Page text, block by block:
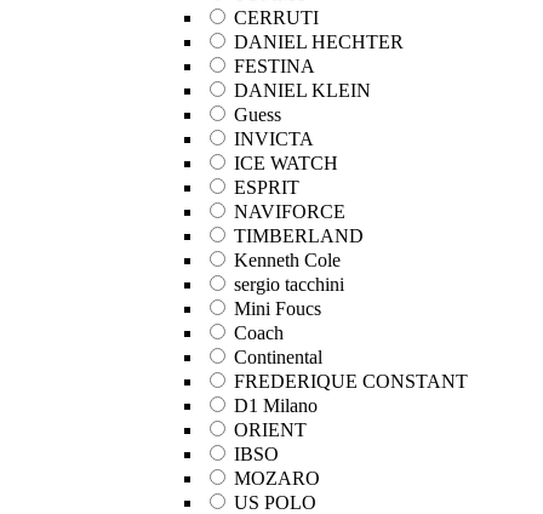
CERRUTI
DANIEL HECHTER
FESTINA
DANIEL KLEIN
Guess
INVICTA
ICE WATCH
ESPRIT
NAVIFORCE
TIMBERLAND
Kenneth Cole
sergio tacchini
Mini Foucs
Coach
Continental
FREDERIQUE CONSTANT
D1 Milano
ORIENT
IBSO
MOZARO
US POLO